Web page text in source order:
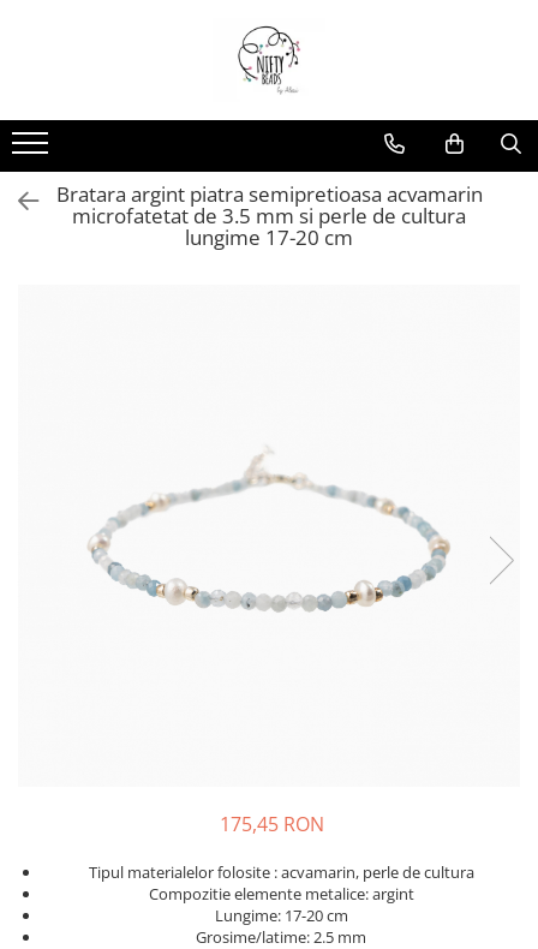
Bratara argint piatra semipretioasa acvamarin
microfatetat de 3.5 mm si perle de cultura
lungime 17-20 cm
175,45 RON
Tipul materialelor folosite : acvamarin, perle de cultura
Compozitie elemente metalice: argint
Lungime: 17-20 cm
Grosime/latime: 2.5 mm